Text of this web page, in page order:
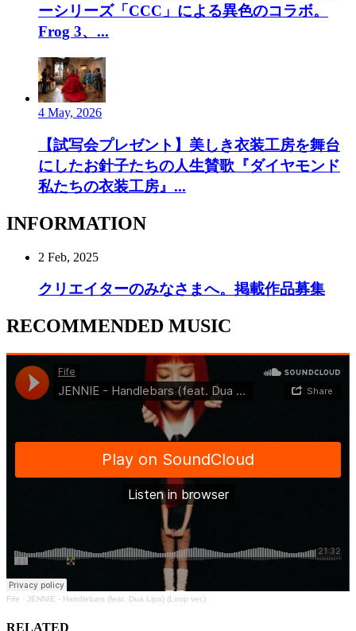
ーシリーズ「CCC」による異色のコラボ。
Frog 3、...
4 May, 2026
【試写会プレゼント】美しき衣装工房を舞台
にしたお針子たちの人生賛歌『ダイヤモンド
私たちの衣装工房』...
INFORMATION
2 Feb, 2025
クリエイターのみなさまへ。掲載作品募集
RECOMMENDED MUSIC
Fife · JENNIE - Handlebars (feat. Dua Lipa) (Loop ver.)
RELATED